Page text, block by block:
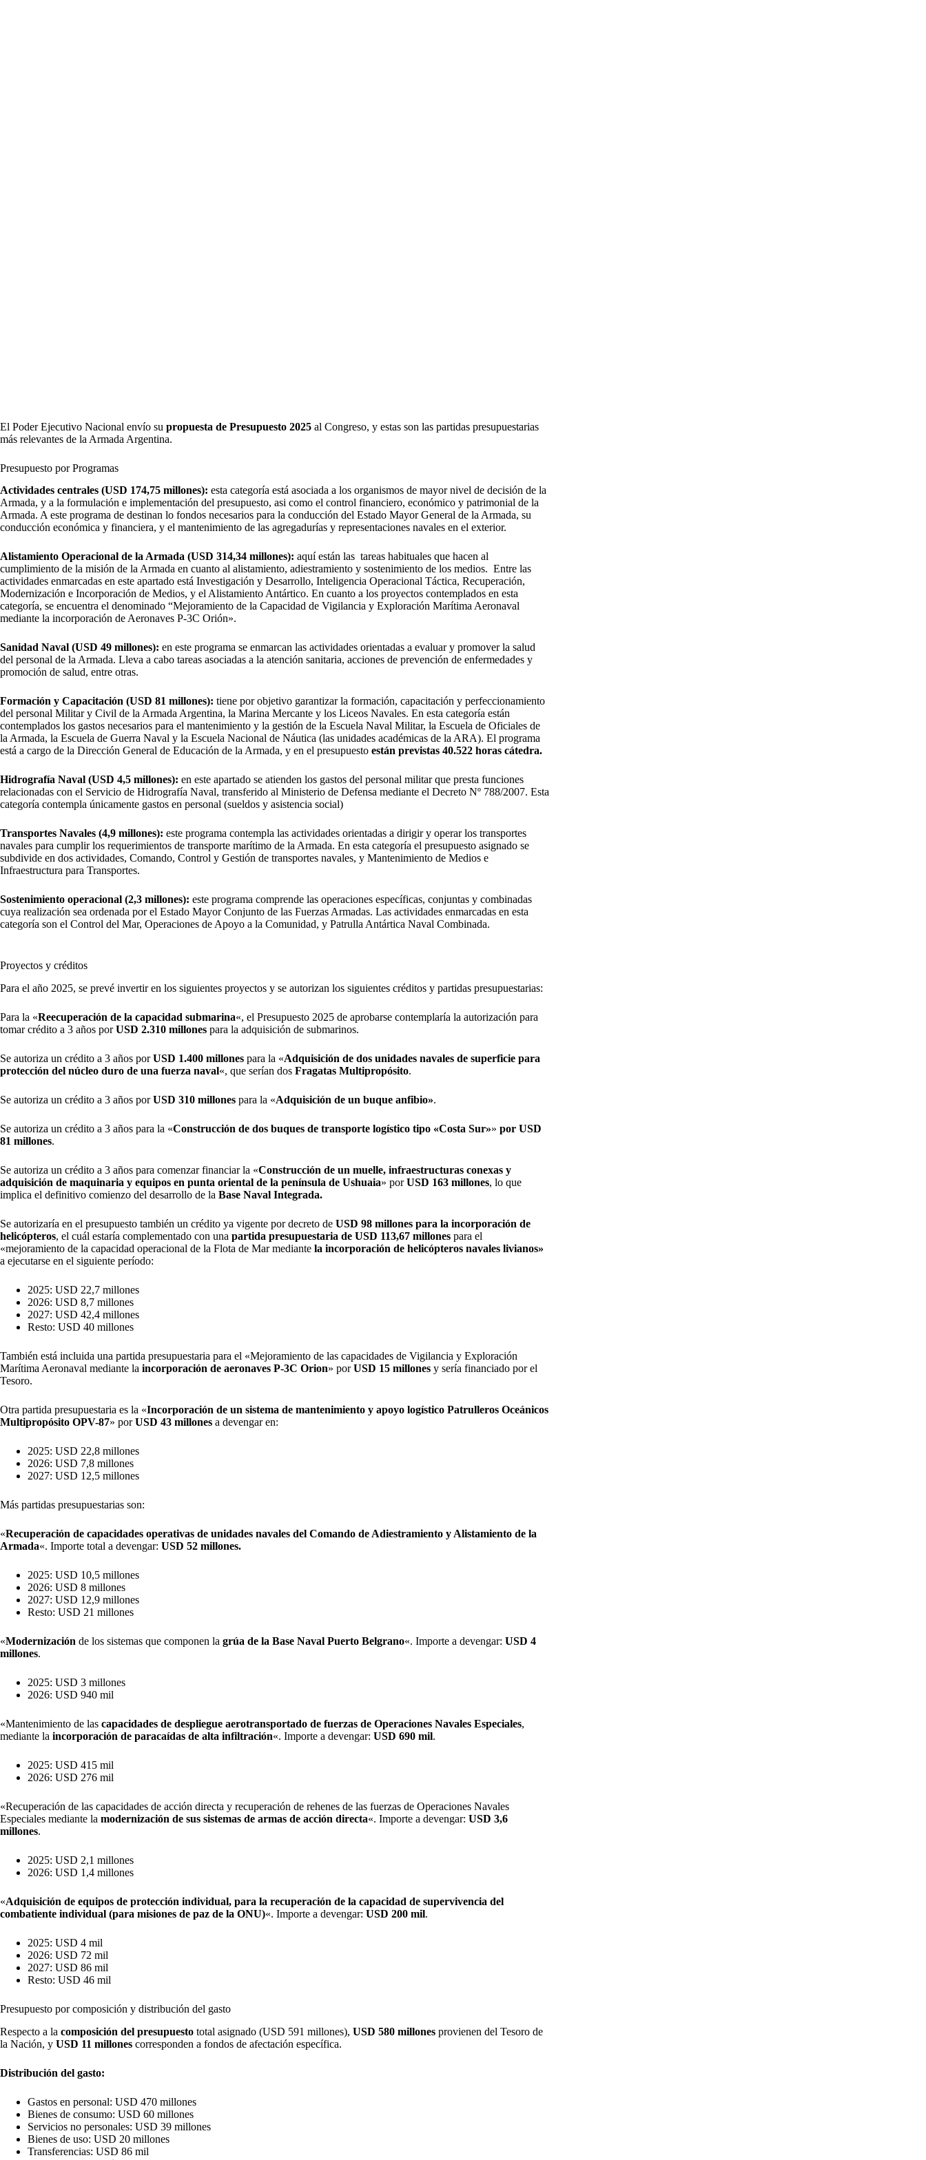
El Poder Ejecutivo Nacional envío su propuesta de Presupuesto 2025 al Congreso, y estas son las partidas presupuestarias
más relevantes de la Armada Argentina.
Presupuesto por Programas
Actividades centrales (USD 174,75 millones): esta categoría está asociada a los organismos de mayor nivel de decisión de la
Armada, y a la formulación e implementación del presupuesto, asi como el control financiero, económico y patrimonial de la
Armada. A este programa de destinan lo fondos necesarios para la conducción del Estado Mayor General de la Armada, su
conducción económica y financiera, y el mantenimiento de las agregadurías y representaciones navales en el exterior.
Alistamiento Operacional de la Armada (USD 314,34 millones): aquí están las tareas habituales que hacen al
cumplimiento de la misión de la Armada en cuanto al alistamiento, adiestramiento y sostenimiento de los medios. Entre las
actividades enmarcadas en este apartado está Investigación y Desarrollo, Inteligencia Operacional Táctica, Recuperación,
Modernización e Incorporación de Medios, y el Alistamiento Antártico. En cuanto a los proyectos contemplados en esta
categoría, se encuentra el denominado “Mejoramiento de la Capacidad de Vigilancia y Exploración Marítima Aeronaval
mediante la incorporación de Aeronaves P-3C Orión».
Sanidad Naval (USD 49 millones): en este programa se enmarcan las actividades orientadas a evaluar y promover la salud
del personal de la Armada. Lleva a cabo tareas asociadas a la atención sanitaria, acciones de prevención de enfermedades y
promoción de salud, entre otras.
Formación y Capacitación (USD 81 millones): tiene por objetivo garantizar la formación, capacitación y perfeccionamiento
del personal Militar y Civil de la Armada Argentina, la Marina Mercante y los Liceos Navales. En esta categoría están
contemplados los gastos necesarios para el mantenimiento y la gestión de la Escuela Naval Militar, la Escuela de Oficiales de
la Armada, la Escuela de Guerra Naval y la Escuela Nacional de Náutica (las unidades académicas de la ARA). El programa
está a cargo de la Dirección General de Educación de la Armada, y en el presupuesto están previstas 40.522 horas cátedra.
Hidrografía Naval (USD 4,5 millones): en este apartado se atienden los gastos del personal militar que presta funciones
relacionadas con el Servicio de Hidrografía Naval, transferido al Ministerio de Defensa mediante el Decreto Nº 788/2007. Esta
categoría contempla únicamente gastos en personal (sueldos y asistencia social)
Transportes Navales (4,9 millones): este programa contempla las actividades orientadas a dirigir y operar los transportes
navales para cumplir los requerimientos de transporte marítimo de la Armada. En esta categoría el presupuesto asignado se
subdivide en dos actividades, Comando, Control y Gestión de transportes navales, y Mantenimiento de Medios e
Infraestructura para Transportes.
Sostenimiento operacional (2,3 millones): este programa comprende las operaciones específicas, conjuntas y combinadas
cuya realización sea ordenada por el Estado Mayor Conjunto de las Fuerzas Armadas. Las actividades enmarcadas en esta
categoría son el Control del Mar, Operaciones de Apoyo a la Comunidad, y Patrulla Antártica Naval Combinada.
Proyectos y créditos
Para el año 2025, se prevé invertir en los siguientes proyectos y se autorizan los siguientes créditos y partidas presupuestarias:
Para la «Reecuperación de la capacidad submarina«, el Presupuesto 2025 de aprobarse contemplaría la autorización para
tomar crédito a 3 años porUSD 2.310 millones para la adquisición de submarinos.
Se autoriza un crédito a 3 años porUSD 1.400 millones para la «Adquisición de dos unidades navales de superficie para
protección del núcleo duro de una fuerza naval«, que serían dos Fragatas Multipropósito.
Se autoriza un crédito a 3 años porUSD 310 millones para la «Adquisición de un buque anfibio».
Se autoriza un crédito a 3 años para la «Construcción de dos buques de transporte logístico tipo «Costa Sur»» por USD
81 millones.
Se autoriza un crédito a 3 años para comenzar financiar la «Construcción de un muelle, infraestructuras conexas y
adquisición de maquinaria y equipos en punta oriental de la península de Ushuaia» porUSD 163 millones, lo que
implica el definitivo comienzo del desarrollo de la Base Naval Integrada.
Se autorizaría en el presupuesto también un crédito ya vigente por decreto de USD 98 millones para la incorporación de
helicópteros, el cuál estaría complementado con una partida presupuestaria de USD 113,67 millones para el
«mejoramiento de la capacidad operacional de la Flota de Mar mediante la incorporación de helicópteros navales livianos»
a ejecutarse en el siguiente período:
2025: USD 22,7 millones
2026: USD 8,7 millones
2027: USD 42,4 millones
Resto: USD 40 millones
También está incluida una partida presupuestaria para el «Mejoramiento de las capacidades de Vigilancia y Exploración
Marítima Aeronaval mediante la incorporación de aeronaves P-3C Orion» porUSD 15 millones y sería financiado por el
Tesoro.
Otra partida presupuestaria es la «Incorporación de un sistema de mantenimiento y apoyo logístico Patrulleros Oceánicos
Multipropósito OPV-87» porUSD 43 millones a devengar en:
2025: USD 22,8 millones
2026: USD 7,8 millones
2027: USD 12,5 millones
Más partidas presupuestarias son:
«Recuperación de capacidades operativas de unidades navales del Comando de Adiestramiento y Alistamiento de la
Armada«. Importe total a devengar: USD 52 millones.
2025: USD 10,5 millones
2026: USD 8 millones
2027: USD 12,9 millones
Resto: USD 21 millones
«Modernización de los sistemas que componen la grúa de la Base Naval Puerto Belgrano«. Importe a devengar: USD 4
millones.
2025: USD 3 millones
2026: USD 940 mil
«Mantenimiento de las capacidades de despliegue aerotransportado de fuerzas de Operaciones Navales Especiales,
mediante la incorporación de paracaídas de alta infiltración«. Importe a devengar: USD 690 mil.
2025: USD 415 mil
2026: USD 276 mil
«Recuperación de las capacidades de acción directa y recuperación de rehenes de las fuerzas de Operaciones Navales
Especiales mediante la modernización de sus sistemas de armas de acción directa«. Importe a devengar: USD 3,6
millones.
2025: USD 2,1 millones
2026: USD 1,4 millones
«Adquisición de equipos de protección individual, para la recuperación de la capacidad de supervivencia del
combatiente individual (para misiones de paz de la ONU)«. Importe a devengar: USD 200 mil.
2025: USD 4 mil
2026: USD 72 mil
2027: USD 86 mil
Resto: USD 46 mil
Presupuesto por composición y distribución del gasto
Respecto a la composición del presupuesto total asignado (USD 591 millones), USD 580 millones provienen del Tesoro de
la Nación, y USD 11 millones corresponden a fondos de afectación específica.
Distribución del gasto:
Gastos en personal: USD 470 millones
Bienes de consumo: USD 60 millones
Servicios no personales: USD 39 millones
Bienes de uso: USD 20 millones
Transferencias: USD 86 mil